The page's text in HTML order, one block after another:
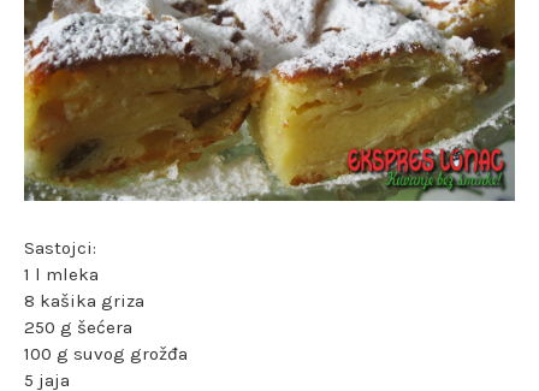
Sastojci:
1 l mleka
8 kašika griza
250 g šećera
100 g suvog grožđa
5 jaja